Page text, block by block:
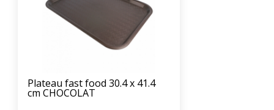
Plateau fast food 30.4 x 41.4
cm CHOCOLAT